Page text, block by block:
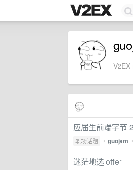
V2EX
应届生前端字节
职场话题 • guojam •
迷茫地选 offer